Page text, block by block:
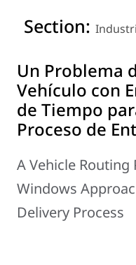
Section:
Un Problema
Vehículo con
de Tiempo
Proceso de
A Vehicle
Windows
Delivery Process